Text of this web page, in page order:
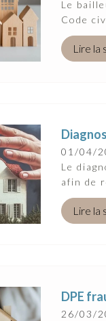
Le
Code
Lire la
01/04/
Le
afin de
Lire la
DPE
26/03/